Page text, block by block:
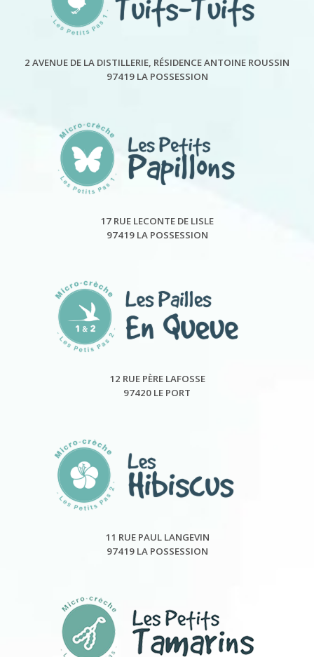
2 AVENUE DE LA DISTILLERIE, RÉSIDENCE ANTOINE ROUSSIN
97419 LA POSSESSION
17 RUE LECONTE DE LISLE
97419 LA POSSESSION
12 RUE PÈRE LAFOSSE
97420 LE PORT
11 RUE PAUL LANGEVIN
97419 LA POSSESSION